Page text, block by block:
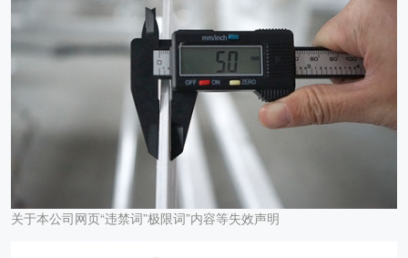
关于本公司网页“违禁词”极限词”内容等失效声明